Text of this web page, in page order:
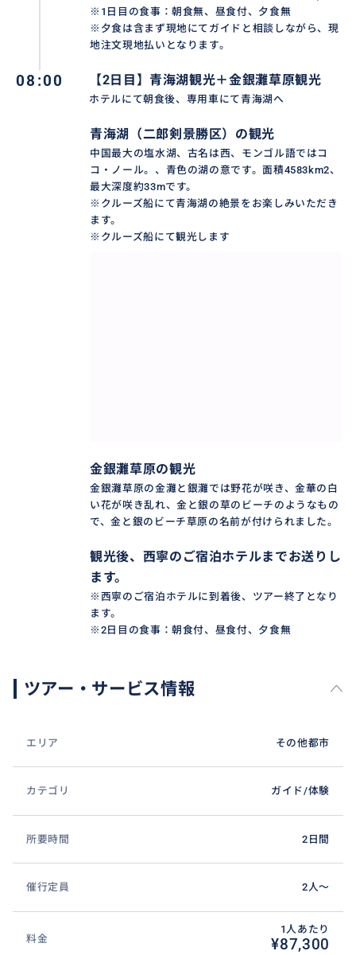
青海湖は中国青海省にあり、標高が3196mで、中国最
大の湖で、世界で2番目に大きい内陸塩湖です。モンゴ
ル語ではココノール、青い湖の意です。周囲は360キロ
メートル、面積は 4560方キロメートルを持つ中国最大
の塩水湖で、琵琶湖の6倍の大きさを持ちます。特に有
※1日目の食事：朝食無、昼食付、夕食無
※夕食は含まず現地にてガイドと相談しながら、現
地注文現地払いとなります。
08:00 【2日目】青海湖観光＋金銀灘草原観光
ホテルにて朝食後、専用車にて青海湖へ
青海湖（二郎剣景勝区）の観光
中国最大の塩水湖、古名は西、モンゴル語ではコ
コ・ノール。、青色の湖の意です。面積4583km2、
最大深度約33mです。
※クルーズ船にて青海湖の絶景をお楽しみいただき
ます。
※クルーズ船にて観光します
金銀灘草原の観光
金銀灘草原の金灘と銀灘では野花が咲き、金華の白
い花が咲き乱れ、金と銀の草のビーチのようなもの
で、金と銀のビーチ草原の名前が付けられました。
観光後、西寧のご宿泊ホテルまでお送りし
ます。
※西寧のご宿泊ホテルに到着後、ツアー終了となり
ます。
※2日目の食事：朝食付、昼食付、夕食無
ツアー・サービス情報
エリア その他都市
カテゴリ ガイド/体験
所要時間 2日間
催行定員 2人〜
料金
1人あたり
¥87,300